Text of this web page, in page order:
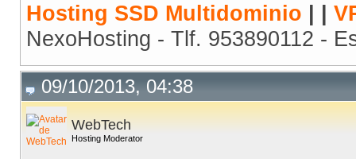
Hosting SSD Multidominio | |
NexoHosting - Tlf. 953890112 -
09/10/2013, 04:38
WebTech
Hosting Moderator